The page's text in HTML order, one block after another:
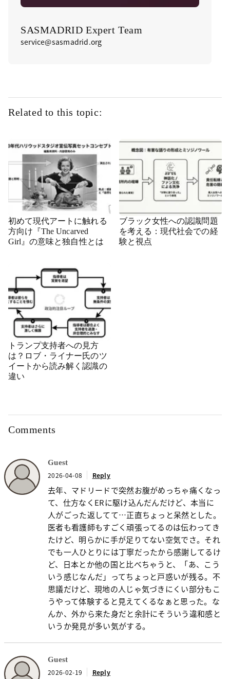
SASMADRID Expert Team
service@sasmadrid.org
Related to this topic:
初めて現代アートに触れる
方向け『The Uncarved
Girl』の意味と独自性とは
ブラック女性への認識問題
を考える：現代社会での経
験と視点
トランプ支持者への見方
は？ロブ・ライナー氏のツ
イートから読み解く認識の
違い
Comments
Guest
2026-04-08 Reply
去年、マドリードで突然お腹がめっちゃ痛くなっ
て、仕方なくERに駆け込んだんだけど、本当に
人がごった返してて…正直ちょっと呆然とした。
医者も看護師もすごく頑張ってるのは伝わってき
たけど、明らかに手が足りてない空気でさ。それ
でも一人ひとりには丁寧だったから感謝してるけ
ど、日本とか他の国と比べちゃうと、「あ、こう
いう感じなんだ」ってちょっと戸惑いが残る。不
思議だけど、現地の人じゃ気づきにくい部分もこ
うやって体験すると見えてくるなぁと思った。な
んか、外から来た身だと余計にそういう違和感と
いうか発見が多い気がする。
Guest
2026-02-19 Reply